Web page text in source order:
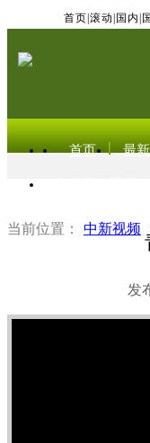
首页 滚动 国内
首页 最新
当前位置： 中新视频
发